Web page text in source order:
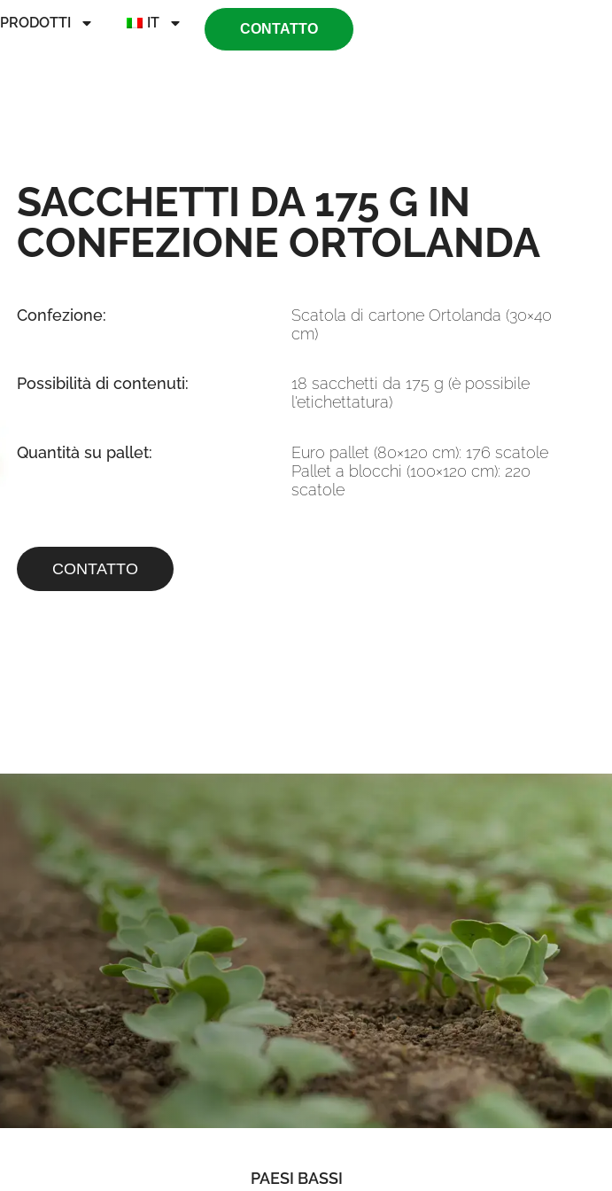
PRODOTTI IT CONTATTO
SACCHETTI DA 175 G IN
CONFEZIONE ORTOLANDA
Confezione:
Scatola di cartone Ortolanda (30×40
cm)
Possibilità di contenuti:
18 sacchetti da 175 g (è possibile
l'etichettatura)
Quantità su pallet:
Euro pallet (80×120 cm): 176 scatole
Pallet a blocchi (100×120 cm): 220
scatole
CONTATTO
PAESI BASSI